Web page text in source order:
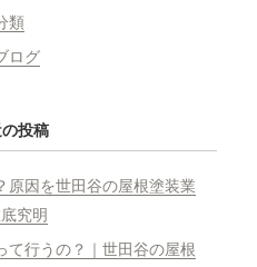
類
ログ
投稿
原因を世田谷の屋根塗装業
究明
て行うの？｜世田谷の屋根